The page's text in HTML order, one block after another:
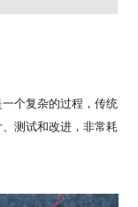
个复杂的过程，传统
测试和改进，非常耗